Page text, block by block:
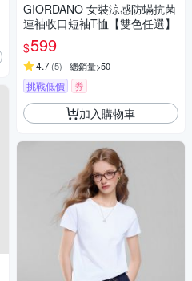
GIORDANO 女裝涼感防蟎抗菌
連袖收口短袖T恤【雙色任選】
$599
4.7(5) 總銷量>50
挑戰低價 券
加入購物車